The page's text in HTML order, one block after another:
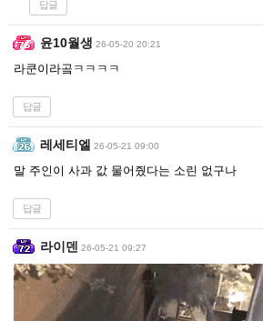
답글
윤10월생 26-05-20 20:21
라쿤이라곸ㅋㅋㅋㅋ
답글
레세티엘 26-05-21 09:00
말 주인이 사과 값 물어줬다는 소린 없구나
답글
라이덴 26-05-21 09:27